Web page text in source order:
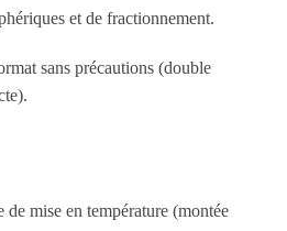
et de fractionnement.
sans précautions (double
de mise en température (montée